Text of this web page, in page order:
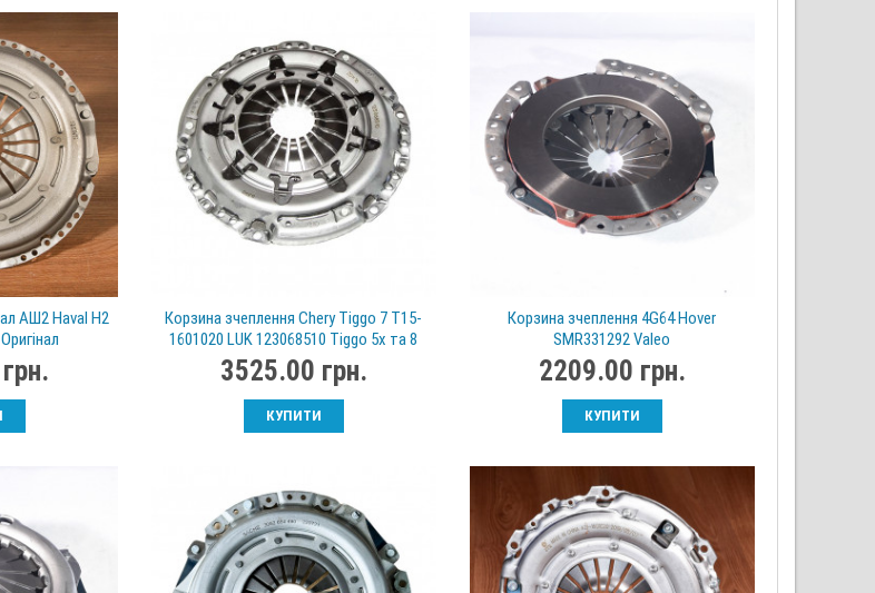
АШ2 Haval H2
Корзина зчеплення Chery Tiggo 7 T15-
1601020 LUK 123068510 Tiggo 5x та 8
3525.00 грн.
КУПИТИ
Корзина зчеплення 4G64 Hover
SMR331292 Valeo
2209.00 грн.
КУПИТИ